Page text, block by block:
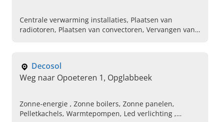
Centrale verwarming installaties, Plaatsen van
radiotoren, Plaatsen van convectoren, Vervangen van
Decosol
Weg naar Opoeteren 1, Opglabbeek
Zonne-energie , Zonne boilers, Zonne panelen,
Pelletkachels, Warmtepompen, Led verlichting ,